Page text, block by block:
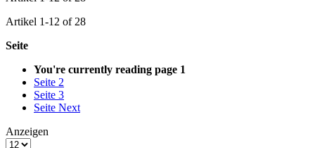
Artikel 1-12 of 28
Seite
You're currently reading page 1
Seite 2
Seite 3
Seite Next
Anzeigen